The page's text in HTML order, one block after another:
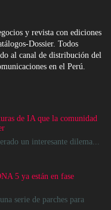
y revista con ediciones
Dossier. Todos
al canal de distribución del
en el Perú.
de IA que la comunidad
un interesante dilema...
5 ya están en fase
serie de parches para